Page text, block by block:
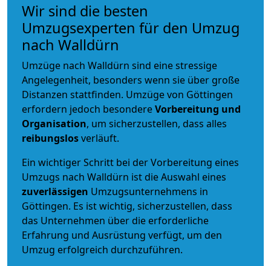
Wir sind die besten
Umzugsexperten für den Umzug
nach Walldürn
Umzüge nach Walldürn sind eine stressige
Angelegenheit, besonders wenn sie über große
Distanzen stattfinden. Umzüge von Göttingen
erfordern jedoch besondereVorbereitung und
Organisation, um sicherzustellen, dass alles
reibungslosverläuft.
Ein wichtiger Schritt bei der Vorbereitung eines
Umzugs nach Walldürn ist die Auswahl eines
zuverlässigen Umzugsunternehmens in
Göttingen. Es ist wichtig, sicherzustellen, dass
das Unternehmen über die erforderliche
Erfahrung und Ausrüstung verfügt, um den
Umzug erfolgreich durchzuführen.